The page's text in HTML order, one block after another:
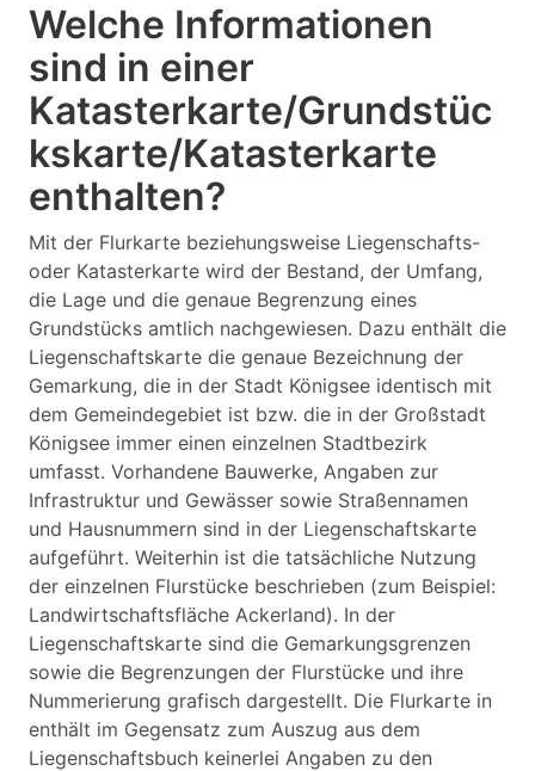
Welche Informationen
sind in einer
Katasterkarte/Grundstüc
kskarte/Katasterkarte
enthalten?
Mit der Flurkarte beziehungsweise Liegenschafts-
oder Katasterkarte wird der Bestand, der Umfang,
die Lage und die genaue Begrenzung eines
Grundstücks amtlich nachgewiesen. Dazu enthält die
Liegenschaftskarte die genaue Bezeichnung der
Gemarkung, die in der Stadt Königsee identisch mit
dem Gemeindegebiet ist bzw. die in der Großstadt
Königsee immer einen einzelnen Stadtbezirk
umfasst. Vorhandene Bauwerke, Angaben zur
Infrastruktur und Gewässer sowie Straßennamen
und Hausnummern sind in der Liegenschaftskarte
aufgeführt. Weiterhin ist die tatsächliche Nutzung
der einzelnen Flurstücke beschrieben (zum Beispiel:
Landwirtschaftsfläche Ackerland). In der
Liegenschaftskarte sind die Gemarkungsgrenzen
sowie die Begrenzungen der Flurstücke und ihre
Nummerierung grafisch dargestellt. Die Flurkarte in
enthält im Gegensatz zum Auszug aus dem
Liegenschaftsbuch keinerlei Angaben zu den